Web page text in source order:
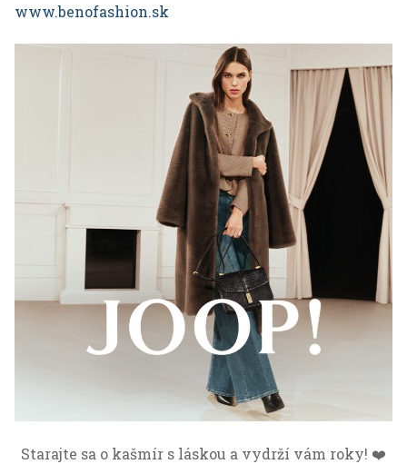
www.benofashion.sk
Starajte sa o kašmír s láskou a vydrží vám roky! ❤️